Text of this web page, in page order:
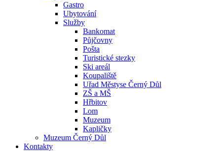
Gastro
Ubytování
Služby
Bankomat
Půjčovny
Pošta
Turistické stezky
Ski areál
Koupaliště
Uřad Městyse Černý Důl
ZŠ a MŠ
Hřbitov
Lom
Muzeum
Kapličky
Muzeum Černý Důl
Kontakty